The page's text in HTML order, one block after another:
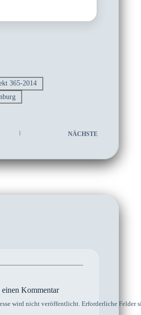
365-2014
NÄCHSTE
einen Kommentar
wird nicht veröffentlicht. Erforderliche Felder